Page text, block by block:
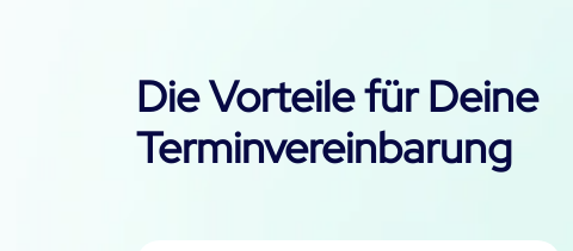
Die Vorteile für Deine
Terminvereinbarung